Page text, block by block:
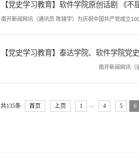
【党史学习教育】软件学院原创话剧 《
南开新闻网讯（通讯员 陈镜宇）为庆祝中国共产党成立
【党史学习教育】泰达学院、软件学院党
南开新闻网讯（通讯员 倪祝超）为进一
共135条 首页 上页 1 ... 4 5 6